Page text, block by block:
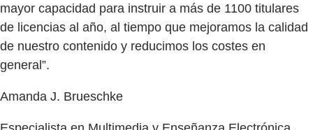
mayor capacidad para instruir a más de 1100 titulares
de licencias al año, al tiempo que mejoramos la calidad
de nuestro contenido y reducimos los costes en
general”.
Amanda J. Brueschke